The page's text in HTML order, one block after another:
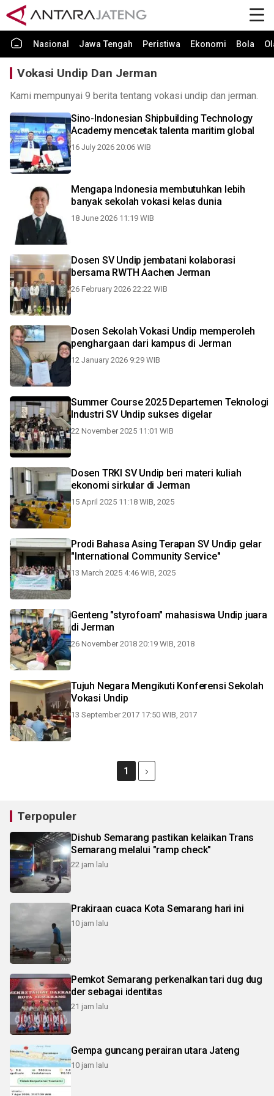
Nasional Jawa Tengah Peristiwa Ekonomi Bola
Vokasi Undip Dan Jerman
Kami mempunyai 9 berita tentang vokasi undip dan jerman.
Sino-Indonesian Shipbuilding Technology
Academy mencetak talenta maritim global
16 July 2026 20:06 WIB
Mengapa Indonesia membutuhkan lebih
banyak sekolah vokasi kelas dunia
18 June 2026 11:19 WIB
Dosen SV Undip jembatani kolaborasi
bersama RWTH Aachen Jerman
26 February 2026 22:22 WIB
Dosen Sekolah Vokasi Undip memperoleh
penghargaan dari kampus di Jerman
12 January 2026 9:29 WIB
Summer Course 2025 Departemen Teknologi
Industri SV Undip sukses digelar
22 November 2025 11:01 WIB
Dosen TRKI SV Undip beri materi kuliah
ekonomi sirkular di Jerman
15 April 2025 11:18 WIB, 2025
Prodi Bahasa Asing Terapan SV Undip gelar
"International Community Service"
13 March 2025 4:46 WIB, 2025
Genteng "styrofoam" mahasiswa Undip juara
di Jerman
26 November 2018 20:19 WIB, 2018
Tujuh Negara Mengikuti Konferensi Sekolah
Vokasi Undip
13 September 2017 17:50 WIB, 2017
1
Terpopuler
Dishub Semarang pastikan kelaikan Trans
Semarang melalui "ramp check"
22 jam lalu
Prakiraan cuaca Kota Semarang hari ini
10 jam lalu
Pemkot Semarang perkenalkan tari dug dug
der sebagai identitas
21 jam lalu
Gempa guncang perairan utara Jateng
10 jam lalu